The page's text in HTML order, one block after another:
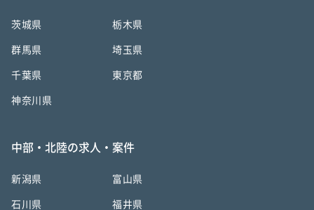
茨城県 栃木県
群馬県 埼玉県
千葉県 東京都
神奈川県
中部・北陸の求人・案件
新潟県 富山県
石川県 福井県